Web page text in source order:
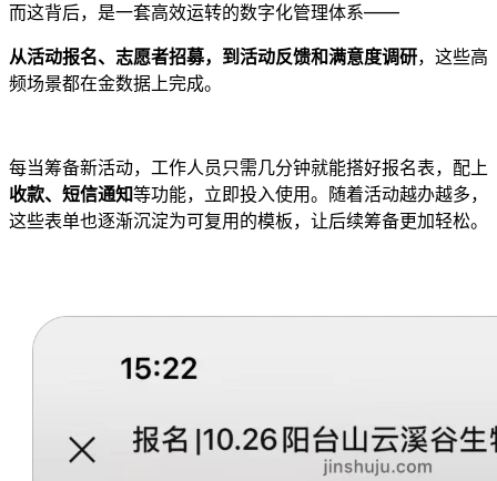
而这背后，是一套高效运转的数字化管理体系——
从活动报名、志愿者招募，到活动反馈和满意度调研，这些高
频场景都在金数据上完成。
每当筹备新活动，工作人员只需几分钟就能搭好报名表，配上
收款、短信通知等功能，立即投入使用。随着活动越办越多，
这些表单也逐渐沉淀为可复用的模板，让后续筹备更加轻松。